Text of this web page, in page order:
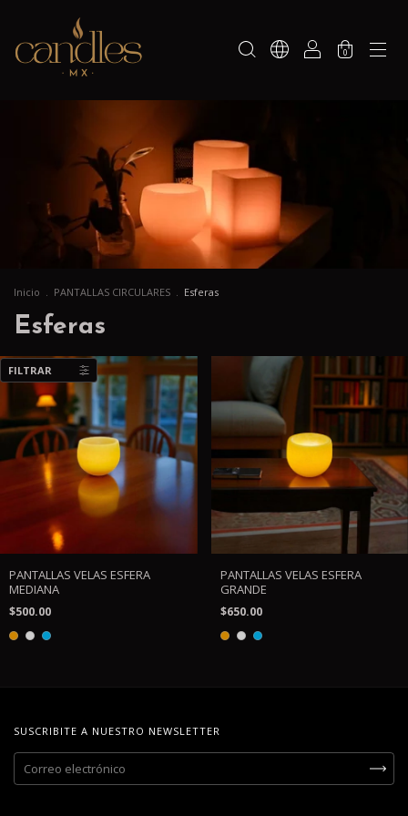
0
Inicio . PANTALLAS CIRCULARES . Esferas
Esferas
FILTRAR
PANTALLAS VELAS ESFERA
MEDIANA
$500.00
PANTALLAS VELAS ESFERA
GRANDE
$650.00
SUSCRIBITE A NUESTRO NEWSLETTER